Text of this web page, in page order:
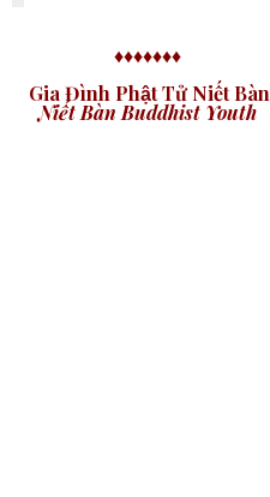
♦♦♦♦♦♦♦
Gia Đình Phật Tử Niết Bàn
Niết Bàn Buddhist Youth